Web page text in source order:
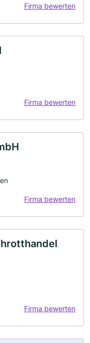
Firma bewerten
Firma bewerten
Firma bewerten
Firma bewerten